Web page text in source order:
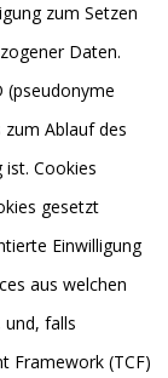
zum Setzen
Daten.
(pseudonyme
Ablauf des
ist. Cookies
gesetzt
Einwilligung
aus welchen
und, falls
Framework (TCF)